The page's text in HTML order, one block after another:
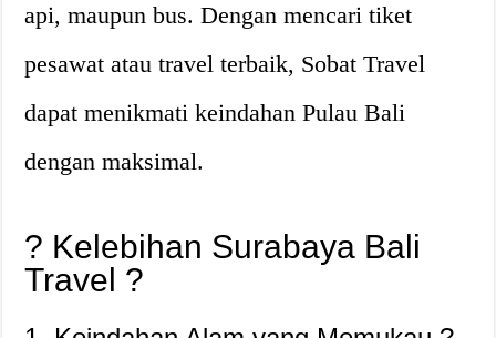
api, maupun bus. Dengan mencari tiket
pesawat atau travel terbaik, Sobat Travel
dapat menikmati keindahan Pulau Bali
dengan maksimal.
? Kelebihan Surabaya Bali
Travel ?